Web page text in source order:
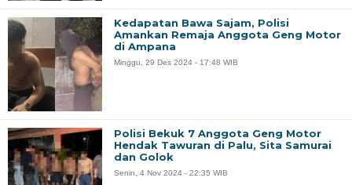
Kedapatan Bawa Sajam, Polisi
Amankan Remaja Anggota Geng Motor
di Ampana
Minggu, 29 Des 2024 - 17:48 WIB
Polisi Bekuk 7 Anggota Geng Motor
Hendak Tawuran di Palu, Sita Samurai
dan Golok
Senin, 4 Nov 2024 - 22:35 WIB